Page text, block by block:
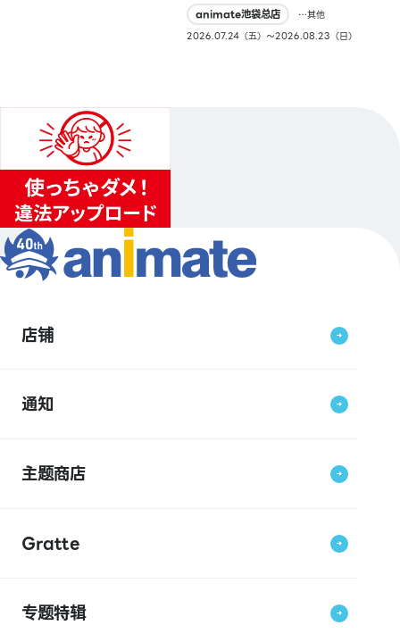
animate池袋总店
…其他
2026.07.24（五）〜2026.08.23（日）
店铺
通知
主题商店
Gratte
专题特辑